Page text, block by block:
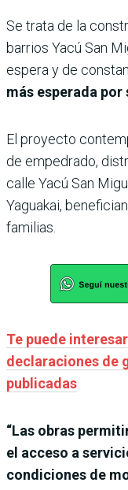
Se trata de la
barrios Yacú San
espera y de
más esperada por
El proyecto
de empedrado,
calle Yacú San
Yaguakai,
familias.
Te puede
declaraciones de
publicadas
“Las obras
el acceso a
condiciones de